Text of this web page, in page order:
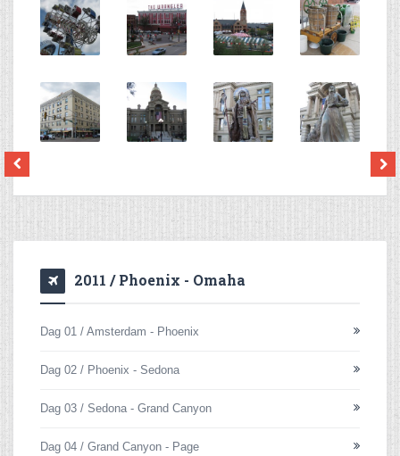
2011 / Phoenix - Omaha
Dag 01 / Amsterdam - Phoenix
Dag 02 / Phoenix - Sedona
Dag 03 / Sedona - Grand Canyon
Dag 04 / Grand Canyon - Page